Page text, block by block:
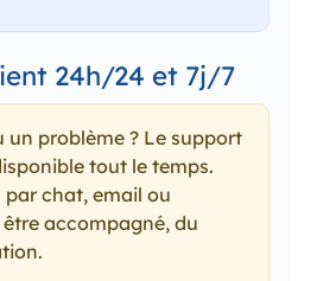
24h/24 et 7j/7
un problème ? Le support
tout le temps.
chat, email ou
accompagné, du